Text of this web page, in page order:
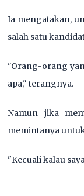
Ia mengatakan,
salah satu
"Orang-orang
apa," terangnya.
Namun jika
memintanya
"Kecuali kalau